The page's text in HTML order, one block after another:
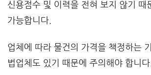
신용점수 및 이력을 전혀 보지 않기 때
가능합니다.
업체에 따라 물건의 가격을 책정하는
법업체도 있기 때문에 주의해야 합니다.